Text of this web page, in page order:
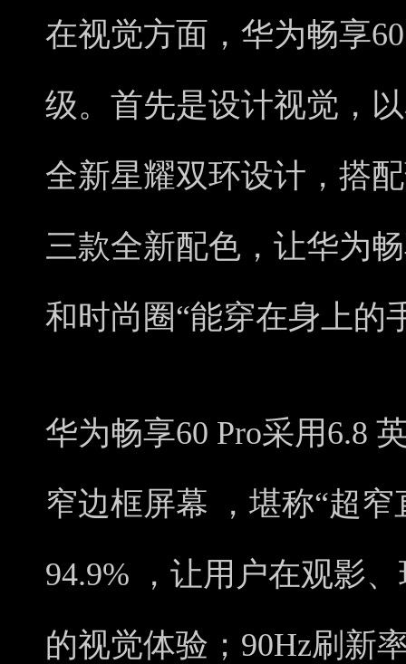
在视觉方面，华为畅享
级。首先是设计视觉，
全新星耀双环设计，搭
三款全新配色，让华为
和时尚圈“能穿在身上的
华为畅享60 Pro采用6.8
窄边框屏幕 ，堪称“超
94.9% ，让用户在观影
的视觉体验；90Hz刷新